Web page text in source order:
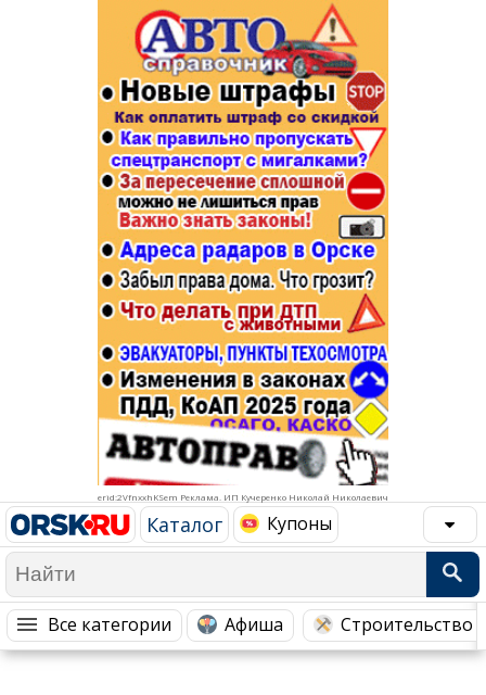
erid:2VfnxxhKSem Реклама. ИП Кучеренко Николай Николаевич
Каталог Купоны
Все категории Афиша Строительство
Афиша
Строительство и ремонт
Авто и мото
Рестораны, кафе, бары
Спорт Фитнес
Недвижимость
Красота Косметология
Медицина Здоровье
Путешествия, Туризм
Гостиницы
Образование
Бытовые услуги
Телекоммуникации и связь
Торговля
Бизнес и финансы
Юристы, Экспертиза, Страхование
Ремонт
Социальные организации
Это интересно
Администрация
Промышленность
Сельское хозяйство
Ветеринария, Зоотовары
Курьерская служба, Службы до...
Популярное →
Строительство и ремонт